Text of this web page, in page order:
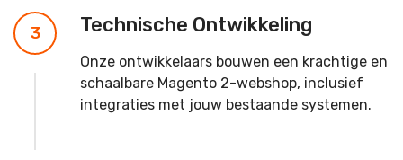
3 Technische Ontwikkeling
Onze ontwikkelaars bouwen een krachtige en
schaalbare Magento 2-webshop, inclusief
integraties met jouw bestaande systemen.